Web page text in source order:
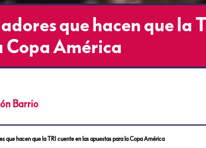
que hacen que la
Copa América
Barrio
que hacen que la TRI cuente en las apuestas para la Copa América